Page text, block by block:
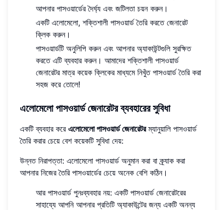
আপনার পাসওয়ার্ডের দৈর্ঘ্য এবং জটিলতা চয়ন করুন।
একটি এলোমেলো, শক্তিশালী পাসওয়ার্ড তৈরি করতে জেনারেট
ক্লিক করুন।
পাসওয়ার্ডটি অনুলিপি করুন এবং আপনার অ্যাকাউন্টগুলি সুরক্ষিত
করতে এটি ব্যবহার করুন। আমাদের শক্তিশালী পাসওয়ার্ড
জেনারেটর মাত্র কয়েক ক্লিকের মাধ্যমে নিখুঁত পাসওয়ার্ড তৈরি করা
সহজ করে তোলে!
এলোমেলো পাসওয়ার্ড জেনারেটর ব্যবহারের সুবিধা
একটি ব্যবহার করে এলোমেলো পাসওয়ার্ড জেনারেটরম্যানুয়ালি পাসওয়ার্ড
তৈরি করার চেয়ে বেশ কয়েকটি সুবিধা দেয়:
উন্নত নিরাপত্তা: এলোমেলো পাসওয়ার্ড অনুমান করা বা ক্র্যাক করা
আপনার নিজের তৈরি পাসওয়ার্ডের চেয়ে অনেক বেশি কঠিন।
আর পাসওয়ার্ড পুনঃব্যবহার নয়: একটি পাসওয়ার্ড জেনারেটরের
সাহায্যে আপনি আপনার প্রতিটি অ্যাকাউন্টের জন্য একটি অনন্য